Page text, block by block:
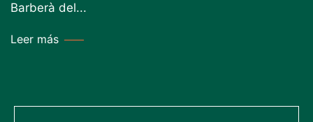
Barberà del...
Leer más